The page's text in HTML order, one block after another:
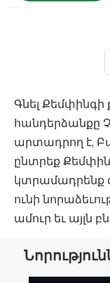
Գնել
հանդերձանքը
արտադրող է,
ընտրեք
կտրամադրենք
ունի
ամուր եւ այլն